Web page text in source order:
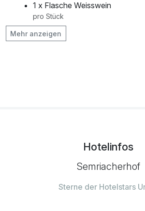
1 x Flasche Weisswein
pro Stück
Frühstück aufs Zimmer pro
Picknick-Korb pro Person
Rowein-Verkostung pro Person
Mehr anzeigen
Hotelinfos
Semriacherhof
Sterne der Hotelstars